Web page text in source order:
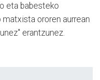
eta babesteko
ororen aurrean
erantzunez.